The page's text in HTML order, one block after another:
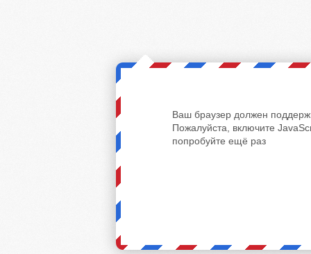
Ваш браузер должен
Пожалуйста, включите
попробуйте ещё раз